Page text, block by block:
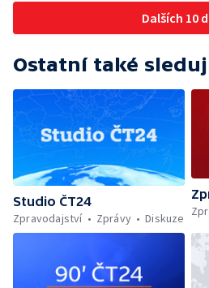
Dalších 10
Ostatní také
Studio ČT24
Zpravodajství
Zprávy Diskuze